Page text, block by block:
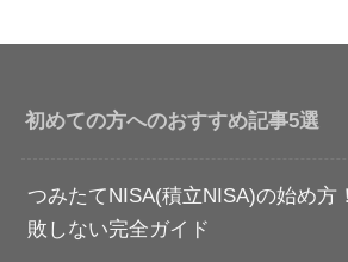
初めての方へのおすすめ記事5選
つみたてNISA(積立NISA)の始め方
敗しない完全ガイド